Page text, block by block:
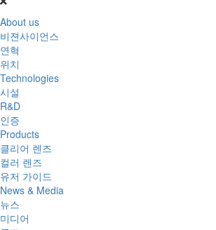
About us
비젼사이언스
연혁
위치
Technologies
시설
R&D
인증
Products
클리어 렌즈
컬러 렌즈
유저 가이드
News & Media
뉴스
미디어